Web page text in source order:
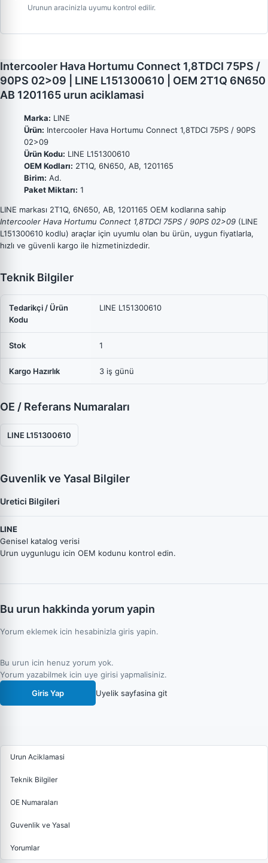
Urunun aracinizla uyumu kontrol edilir.
Intercooler Hava Hortumu Connect 1,8TDCI 75PS /
90PS 02>09 | LINE L151300610 | OEM 2T1Q 6N650
AB 1201165 urun aciklamasi
Marka: LINE
Ürün: Intercooler Hava Hortumu Connect 1,8TDCI 75PS / 90PS
02>09
Ürün Kodu: LINE L151300610
OEM Kodları: 2T1Q, 6N650, AB, 1201165
Birim: Ad.
Paket Miktarı: 1
LINE markası 2T1Q, 6N650, AB, 1201165 OEM kodlarına sahip
Intercooler Hava Hortumu Connect 1,8TDCI 75PS / 90PS 02>09 (LINE
L151300610 kodlu) araçlar için uyumlu olan bu ürün, uygun fiyatlarla,
hızlı ve güvenli kargo ile hizmetinizdedir.
Teknik Bilgiler
Tedarikçi / Ürün
Kodu
LINE L151300610
Stok 1
Kargo Hazırlık 3 iş günü
OE / Referans Numaraları
LINE L151300610
Guvenlik ve Yasal Bilgiler
Uretici Bilgileri
LINE
Genisel katalog verisi
Urun uygunlugu icin OEM kodunu kontrol edin.
Bu urun hakkinda yorum yapin
Yorum eklemek icin hesabinizla giris yapin.
Bu urun icin henuz yorum yok.
Yorum yazabilmek icin uye girisi yapmalisiniz.
Giris Yap
Uyelik sayfasina git
Urun Aciklamasi
Teknik Bilgiler
OE Numaraları
Guvenlik ve Yasal
Yorumlar